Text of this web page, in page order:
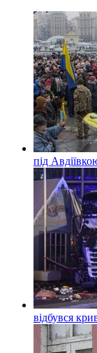
під
відбувся